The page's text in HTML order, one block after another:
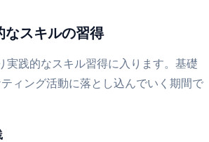
なスキルの習得
実践的なスキル習得に入ります。基礎
ィング活動に落とし込んでいく期間で